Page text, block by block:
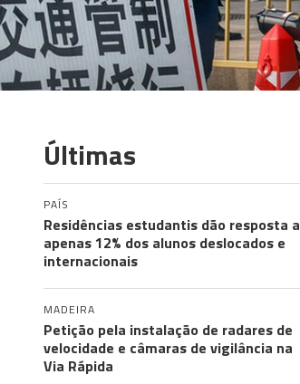
Últimas
PAÍS
Residências estudantis dão resposta a
apenas 12% dos alunos deslocados e
internacionais
MADEIRA
Petição pela instalação de radares de
velocidade e câmaras de vigilância na
Via Rápida